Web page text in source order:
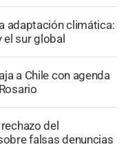
adaptación climática:
el sur global
a Chile con agenda
del
falsas denuncias